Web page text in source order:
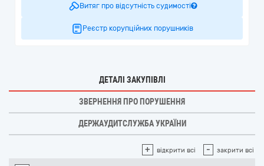
Витяг про відсутність судимості
Реєстр корупційних порушників
ДЕТАЛІ ЗАКУПІВЛІ
ЗВЕРНЕННЯ ПРО ПОРУШЕННЯ
ДЕРЖАУДИТСЛУЖБА УКРАЇНИ
+ відкрити всі - закрити всі